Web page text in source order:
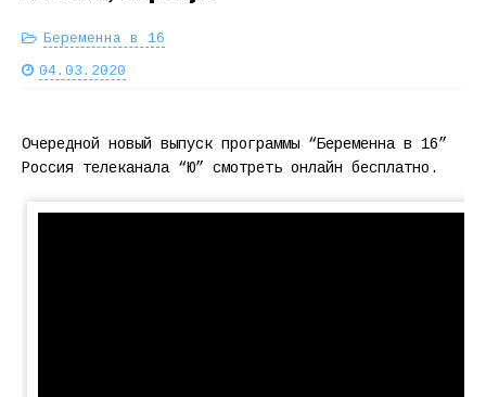
Беременна в 16
04.03.2020
Очередной новый выпуск программы “Беременна в 16”
Россия телеканала “Ю” смотреть онлайн бесплатно.